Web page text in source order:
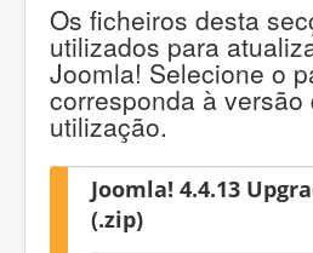
Os ficheiros desta
utilizados para
Joomla! Selecione o
corresponda à versão
utilização.
Joomla! 4.4.13
(.zip)